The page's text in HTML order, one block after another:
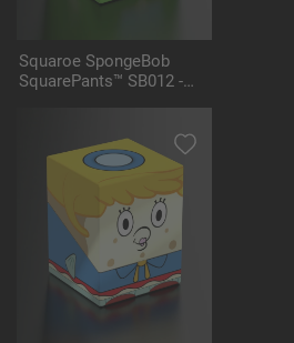
Squaroe SpongeBob
SquarePants™ SB012 -